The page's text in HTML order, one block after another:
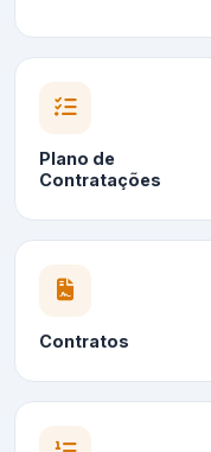
Plano de
Contratações
Contratos